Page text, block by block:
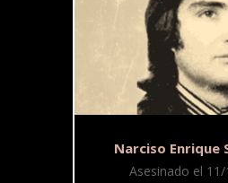
Narciso Enrique
Asesinado el